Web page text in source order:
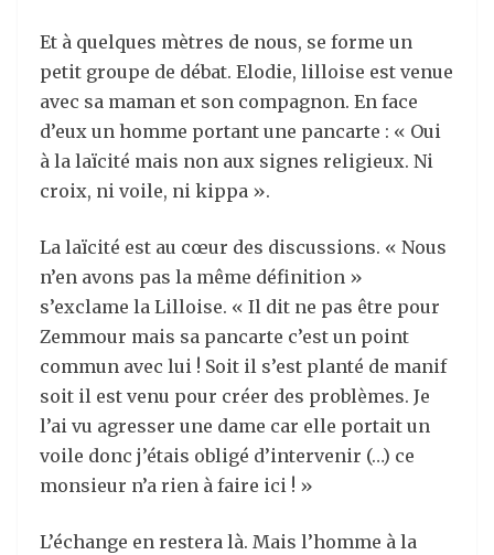
Et à quelques mètres de nous, se forme un
petit groupe de débat. Elodie, lilloise est venue
avec sa maman et son compagnon. En face
d’eux un homme portant une pancarte : « Oui
à la laïcité mais non aux signes religieux. Ni
croix, ni voile, ni kippa ».
La laïcité est au cœur des discussions. « Nous
n’en avons pas la même définition »
s’exclame la Lilloise. « Il dit ne pas être pour
Zemmour mais sa pancarte c’est un point
commun avec lui ! Soit il s’est planté de manif
soit il est venu pour créer des problèmes. Je
l’ai vu agresser une dame car elle portait un
voile donc j’étais obligé d’intervenir (…) ce
monsieur n’a rien à faire ici ! »
L’échange en restera là. Mais l’homme à la